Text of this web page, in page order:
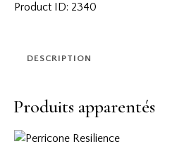
Product ID: 2340
DESCRIPTION
Produits apparentés